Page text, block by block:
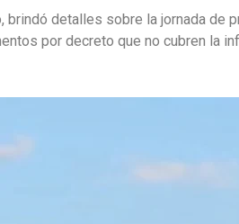
brindó detalles sobre la jornada de
por decreto que no cubren la